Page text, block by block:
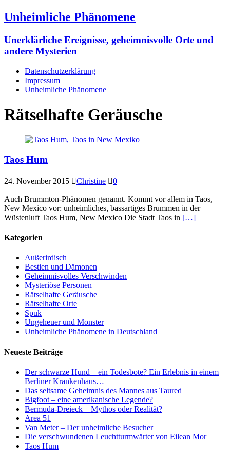
Unheimliche Phänomene
Unerklärliche Ereignisse, geheimnisvolle Orte und
andere Mysterien
Datenschutzerklärung
Impressum
Unheimliche Phänomene
Rätselhafte Geräusche
Taos Hum
24. November 2015 Christine 0
Auch Brummton-Phänomen genannt. Kommt vor allem in Taos,
New Mexico vor: unheimliches, bassartiges Brummen in der
Wüstenluft Taos Hum, New Mexico Die Stadt Taos in […]
Kategorien
Außerirdisch
Bestien und Dämonen
Geheimnisvolles Verschwinden
Mysteriöse Personen
Rätselhafte Geräusche
Rätselhafte Orte
Spuk
Ungeheuer und Monster
Unheimliche Phänomene in Deutschland
Neueste Beiträge
Der schwarze Hund – ein Todesbote? Ein Erlebnis in einem
Berliner Krankenhaus…
Das seltsame Geheimnis des Mannes aus Taured
Bigfoot – eine amerikanische Legende?
Bermuda-Dreieck – Mythos oder Realität?
Area 51
Van Meter – Der unheimliche Besucher
Die verschwundenen Leuchtturmwärter von Eilean Mor
Taos Hum